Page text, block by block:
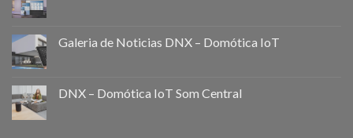
Galeria de Noticias DNX – Domótica IoT
DNX – Domótica IoT Som Central